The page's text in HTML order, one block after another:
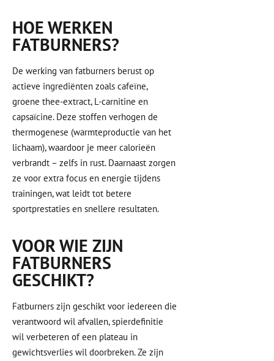
HOE WERKEN
FATBURNERS?
De werking van fatburners berust op
actieve ingrediënten zoals cafeïne,
groene thee-extract, L-carnitine en
capsaïcine. Deze stoffen verhogen de
thermogenese (warmteproductie van het
lichaam), waardoor je meer calorieën
verbrandt – zelfs in rust. Daarnaast zorgen
ze voor extra focus en energie tijdens
trainingen, wat leidt tot betere
sportprestaties en snellere resultaten.
VOOR WIE ZIJN
FATBURNERS
GESCHIKT?
Fatburners zijn geschikt voor iedereen die
verantwoord wil afvallen, spierdefinitie
wil verbeteren of een plateau in
gewichtsverlies wil doorbreken. Ze zijn